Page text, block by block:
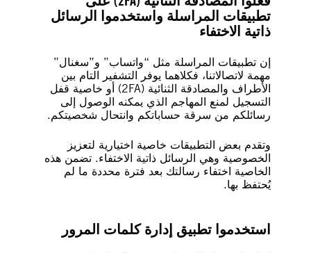
تطبيقات المراسلة واستخدموا الرسائل
ذاتية الاختفاء
إن تطبيقات المراسلة مثل “واتساب” و”سغنال”
مهمة لاتصالاتنا، فكلاهما يوفر التشفير التام بين
الأطراف والمصادقة الثنائية (2FA) أو خاصية قفل
التسجيل لمنع المهاجم الذي يمكنه الوصول إلى
رسائلكم من سرقة حساباتكم وانتحال شخصيتكم.
وتقدم بعض التطبيقات خاصية اختيارية لتعزيز
الخصوصية وهي الرسائل ذاتية الاختفاء. تضمن هذه
الخاصية اختفاء رسالتك بعد فترة محددة ما لم
يُحتفظ بها.
استخدموا تطبيق إدارة كلمات المرور